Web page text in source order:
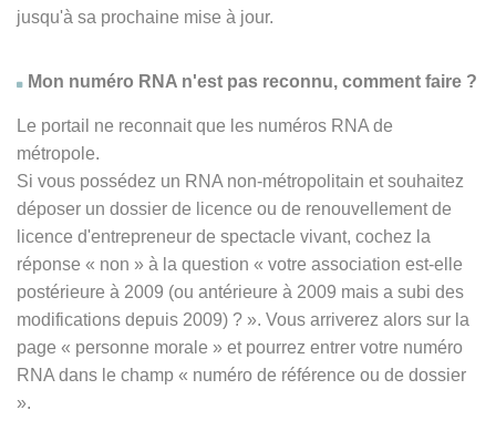
jusqu'à sa prochaine mise à jour.
Mon numéro RNA n'est pas reconnu, comment faire ?
Le portail ne reconnait que les numéros RNA de
métropole.
Si vous possédez un RNA non-métropolitain et souhaitez
déposer un dossier de licence ou de renouvellement de
licence d'entrepreneur de spectacle vivant, cochez la
réponse « non » à la question « votre association est-elle
postérieure à 2009 (ou antérieure à 2009 mais a subi des
modifications depuis 2009) ? ». Vous arriverez alors sur la
page « personne morale » et pourrez entrer votre numéro
RNA dans le champ « numéro de référence ou de dossier
».